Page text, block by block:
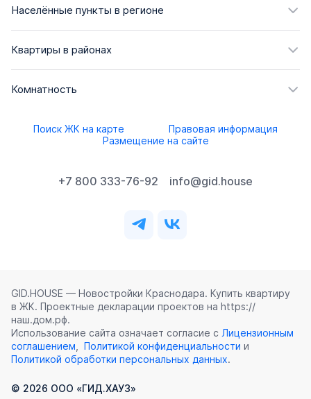
Населённые пункты в регионе
Квартиры в районах
Комнатность
Поиск ЖК на карте
Правовая информация
Размещение на сайте
+7 800 333-76-92 info@gid.house
GID.HOUSE — Новостройки Краснодара. Купить квартиру
в ЖК. Проектные декларации проектов на https://
наш.дом.рф.
Использование сайта означает согласие с Лицензионным
соглашением
Политикой конфиденциальности и
Политикой обработки персональных данных.
© 2026 ООО «ГИД.ХАУЗ»